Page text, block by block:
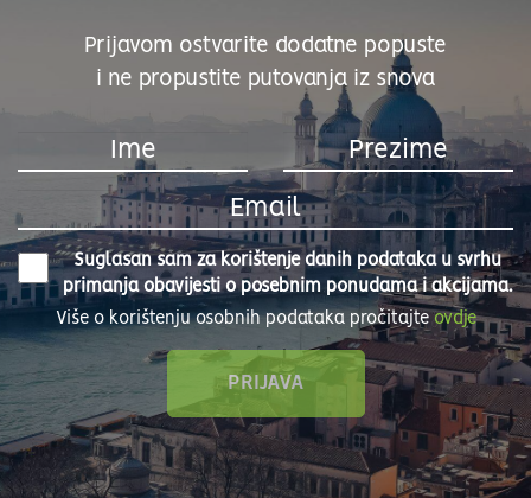
Prijavom ostvarite dodatne popuste
i ne propustite putovanja iz snova
Suglasan sam za korištenje danih podataka u svrhu
primanja obavijesti o posebnim ponudama i akcijama.
Više o korištenju osobnih podataka pročitajteovdje